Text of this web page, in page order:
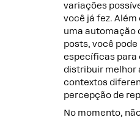
variações
você já fez. Além
uma automação
posts, você
específicas para
distribuir melhor
contextos
percepção de
No momento,